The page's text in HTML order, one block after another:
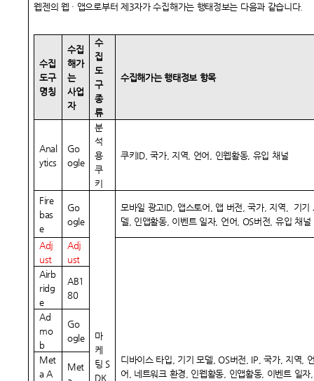
웹젠의 웹 · 앱으로부터 제3자가 수집해가는 행태정보는 다음과 같습니다.
수집
도구
명칭
수집
해가
는
사업
자
수
집
도
구
종
류
수집해가는 행태정보 항목
Anal
ytics
Go
ogle
분
석
용
쿠
키
쿠키ID, 국가, 지역, 언어, 인웹활동, 유입 채널
Fire
bas
e
Go
ogle
마
케
팅 S
DK
모바일 광고ID, 앱스토어, 앱 버전, 국가, 지역, 기기
델, 인앱활동, 이벤트 일자, 언어, OS버전, 유입 채널
Adj
ust
Adj
ust
디바이스 타입, 기기 모델, OS버전, IP, 국가, 지역,
어, 네트워크 환경, 인웹활동, 인앱활동, 이벤트 일자
Airb
ridg
e
AB1
80
Ad
mo
b
Go
ogle
Met
a A
Met